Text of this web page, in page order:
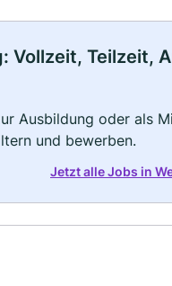
Vollzeit, Teilzeit,
Ausbildung oder als
und bewerben.
Jetzt alle Jobs in